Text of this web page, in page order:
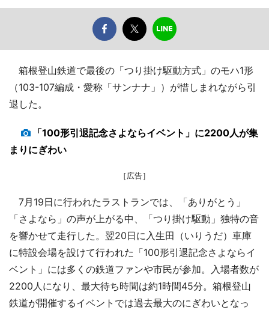
箱根登山鉄道で最後の「つり掛け駆動方式」のモハ1形
（103-107編成・愛称「サンナナ」）が惜しまれながら引
退した。
「100形引退記念さよならイベント」に2200人が集
まりにぎわい
［広告］
7月19日に行われたラストランでは、「ありがとう」
「さよなら」の声が上がる中、「つり掛け駆動」独特の音
を響かせて走行した。翌20日に入生田（いりうだ）車庫
に特設会場を設けて行われた「100形引退記念さよならイ
ベント」には多くの鉄道ファンや市民が参加。入場者数が
2200人になり、最大待ち時間は約1時間45分。箱根登山
鉄道が開催するイベントでは過去最大のにぎわいとなっ